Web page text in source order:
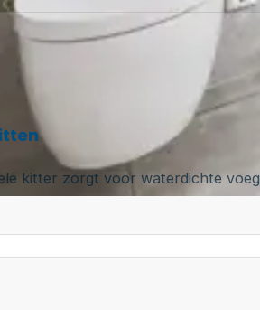
kitter zorgt voor waterdichte